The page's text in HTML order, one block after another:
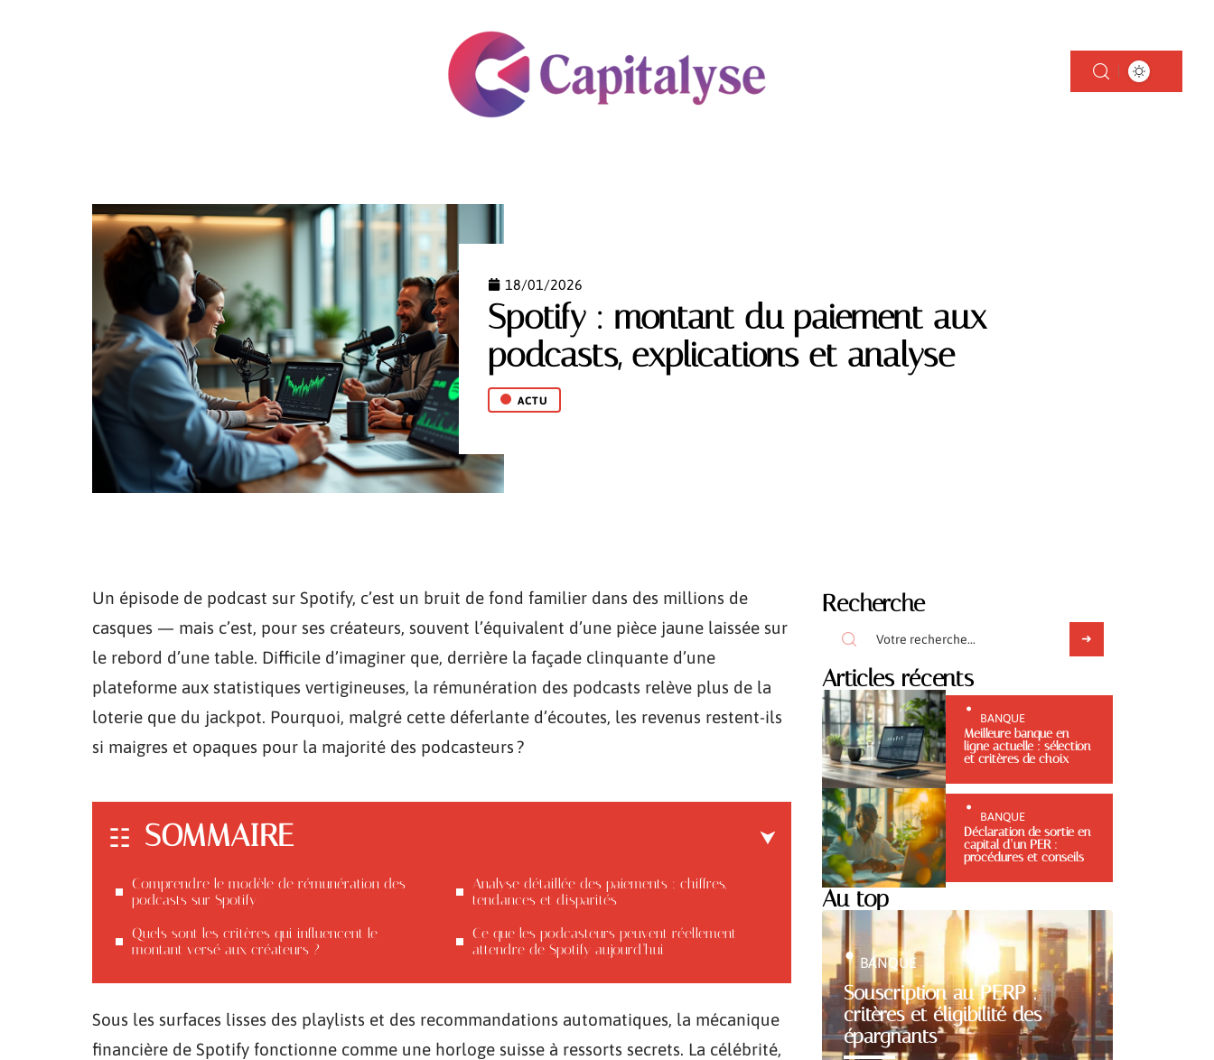
18/01/2026
Spotify : montant du paiement aux
podcasts, explications et analyse
ACTU
Un épisode de podcast sur Spotify, c’est un bruit de fond familier dans des millions de
casques — mais c’est, pour ses créateurs, souvent l’équivalent d’une pièce jaune laissée sur
le rebord d’une table. Difficile d’imaginer que, derrière la façade clinquante d’une
plateforme aux statistiques vertigineuses, la rémunération des podcasts relève plus de la
loterie que du jackpot. Pourquoi, malgré cette déferlante d’écoutes, les revenus restent-ils
si maigres et opaques pour la majorité des podcasteurs ?
SOMMAIRE
Comprendre le modèle de rémunération des
podcasts sur Spotify
Quels sont les critères qui influencent le
montant versé aux créateurs ?
Analyse détaillée des paiements : chiffres,
tendances et disparités
Ce que les podcasteurs peuvent réellement
attendre de Spotify aujourd’hui
Sous les surfaces lisses des playlists et des recommandations automatiques, la mécanique
financière de Spotify fonctionne comme une horloge suisse à ressorts secrets. La célébrité,
Recherche
Articles récents
BANQUE
Meilleure banque en
ligne actuelle : sélection
et critères de choix
BANQUE
Déclaration de sortie en
capital d’un PER :
procédures et conseils
Au top
Souscription au PERP :
critères et éligibilité des
épargnants
BANQUE